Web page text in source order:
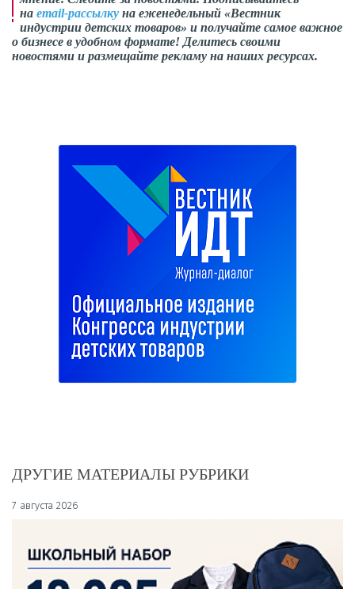
на email-рассылку на еженедельный «Вестник
индустрии детских товаров» и получайте самое важное
о бизнесе в удобном формате! Делитесь своими
новостями и размещайте рекламу на наших ресурсах.
ДРУГИЕ МАТЕРИАЛЫ РУБРИКИ
7 августа 2026